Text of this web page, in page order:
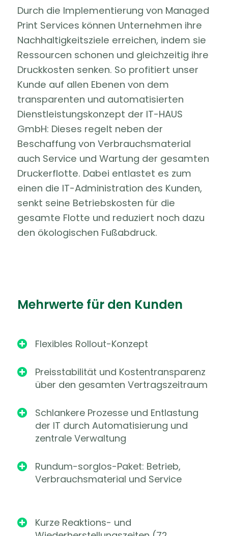
Durch die Implementierung von Managed
Print Services können Unternehmen ihre
Nachhaltigkeitsziele erreichen, indem sie
Ressourcen schonen und gleichzeitig ihre
Druckkosten senken. So profitiert unser
Kunde auf allen Ebenen von dem
transparenten und automatisierten
Dienstleistungskonzept der IT-HAUS
GmbH: Dieses regelt neben der
Beschaffung von Verbrauchsmaterial
auch Service und Wartung der gesamten
Druckerflotte. Dabei entlastet es zum
einen die IT-Administration des Kunden,
senkt seine Betriebskosten für die
gesamte Flotte und reduziert noch dazu
den ökologischen Fußabdruck.
Mehrwerte für den Kunden
 Flexibles Rollout-Konzept

Preisstabilität und Kostentransparenz
über den gesamten Vertragszeitraum

Schlankere Prozesse und Entlastung
der IT durch Automatisierung und
zentrale Verwaltung

Rundum-sorglos-Paket: Betrieb,
Verbrauchsmaterial und Service

Kurze Reaktions- und